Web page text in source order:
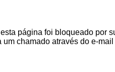
página foi bloqueado por
um chamado através do e-mail